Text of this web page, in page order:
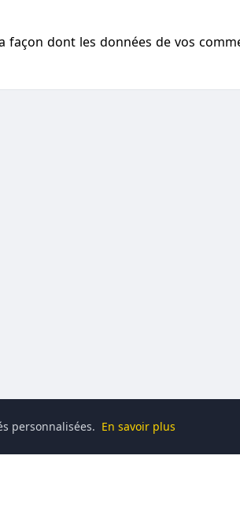
façon dont les données de vos
personnalisées. En savoir plus